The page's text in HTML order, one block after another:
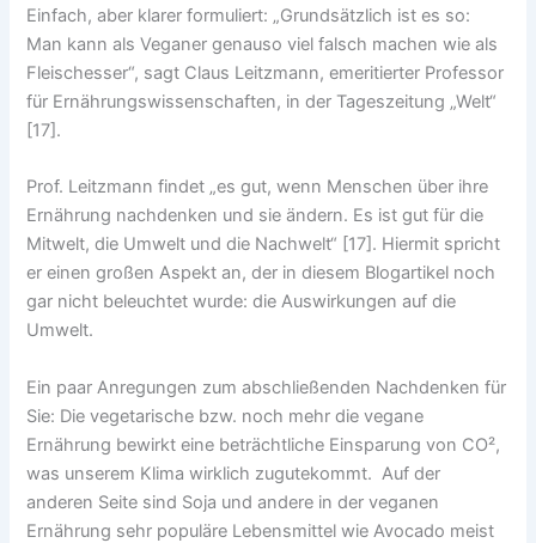
Einfach, aber klarer formuliert: „Grundsätzlich ist es so:
Man kann als Veganer genauso viel falsch machen wie als
Fleischesser“, sagt Claus Leitzmann, emeritierter Professor
für Ernährungswissenschaften, in der Tageszeitung „Welt“
[17].
Prof. Leitzmann findet „es gut, wenn Menschen über ihre
Ernährung nachdenken und sie ändern. Es ist gut für die
Mitwelt, die Umwelt und die Nachwelt“ [17]. Hiermit spricht
er einen großen Aspekt an, der in diesem Blogartikel noch
gar nicht beleuchtet wurde: die Auswirkungen auf die
Umwelt.
Ein paar Anregungen zum abschließenden Nachdenken für
Sie: Die vegetarische bzw. noch mehr die vegane
Ernährung bewirkt eine beträchtliche Einsparung von CO²,
was unserem Klima wirklich zugutekommt. Auf der
anderen Seite sind Soja und andere in der veganen
Ernährung sehr populäre Lebensmittel wie Avocado meist